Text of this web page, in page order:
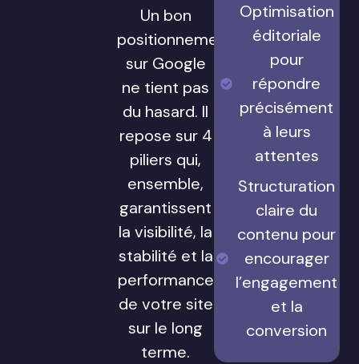
Un bon
positionnement
sur Google
ne tient pas
du hasard. Il
repose sur 4
piliers qui,
ensemble,
garantissent
la visibilité, la
stabilité et la
performance
de votre site
sur le long
terme.
Optimisation
éditoriale
pour
répondre
précisément
à leurs
attentes
Structuration
claire du
contenu pour
encourager
l’engagement
et la
conversion